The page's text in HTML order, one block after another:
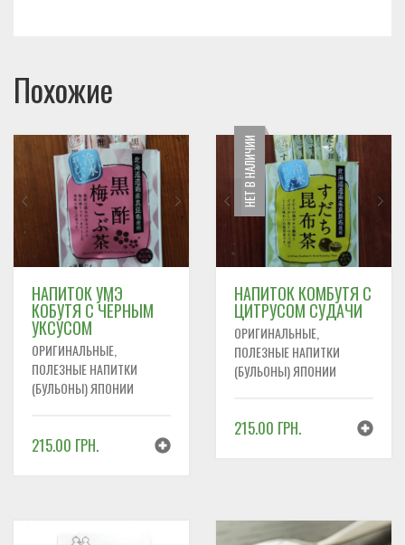
Похожие
НАПИТОК УМЭ
КОБУТЯ С ЧЁРНЫМ
УКСУСОМ
ОРИГИНАЛЬНЫЕ,
ПОЛЕЗНЫЕ НАПИТКИ
(БУЛЬОНЫ) ЯПОНИИ
215.00 ГРН.
НЕТ В НАЛИЧИИ
НАПИТОК КОМБУТЯ С
ЦИТРУСОМ СУДАЧИ
ОРИГИНАЛЬНЫЕ,
ПОЛЕЗНЫЕ НАПИТКИ
(БУЛЬОНЫ) ЯПОНИИ
215.00 ГРН.